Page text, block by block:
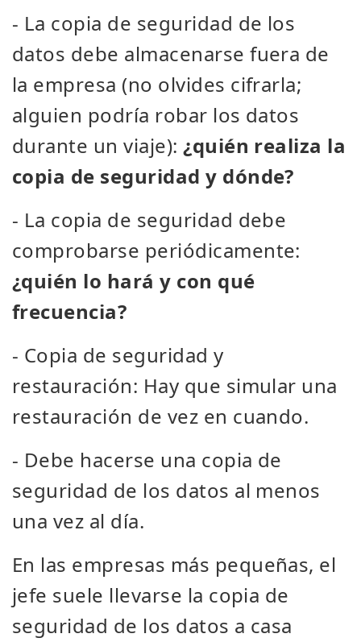
- La copia de seguridad de los
datos debe almacenarse fuera de
la empresa (no olvides cifrarla;
alguien podría robar los datos
durante un viaje):¿quién realiza la
copia de seguridad y dónde?
- La copia de seguridad debe
comprobarse periódicamente:
¿quién lo hará y con qué
frecuencia?
- Copia de seguridad y
restauración: Hay que simular una
restauración de vez en cuando.
- Debe hacerse una copia de
seguridad de los datos al menos
una vez al día.
En las empresas más pequeñas, el
jefe suele llevarse la copia de
seguridad de los datos a casa